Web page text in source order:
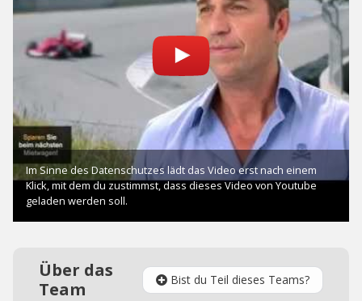
Über das
Team
Bist du Teil dieses Teams?